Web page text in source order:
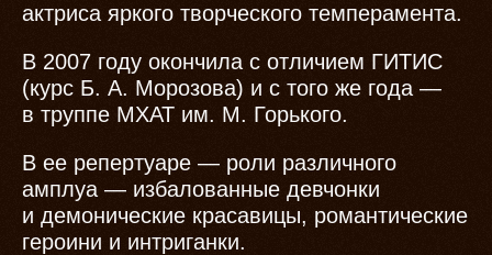
актриса яркого творческого темперамента.
В 2007 году окончила с отличием ГИТИС
(курс Б. А. Морозова) и с того же года —
в труппе МХАТ им. М. Горького.
В ее репертуаре — роли различного
амплуа — избалованные девчонки
и демонические красавицы, романтические
героини и интриганки.